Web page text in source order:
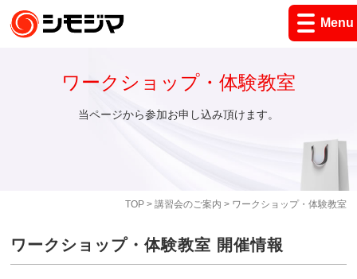
Menu
TOP> 講習会のご案内 > ワークショップ・体験教室
ワークショップ・体験教室
当ページから参加お申し込み頂けます。
ワークショップ・体験教室 開催情報